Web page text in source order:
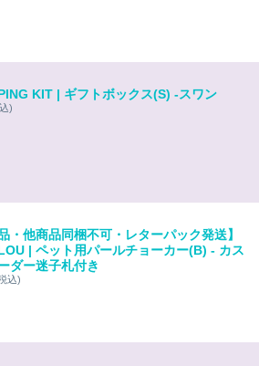
KIT | ギフトボックス(S) -スワン
)
・他商品同梱不可・レターパック発送】
| ペット用パールチョーカー(B) - カス
ダー迷子札付き
込)